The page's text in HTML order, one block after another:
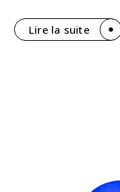
Lire la suite